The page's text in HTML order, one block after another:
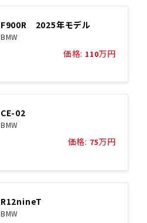
F900R 2025年モデル
BMW
価格: 110万円
CE-02
BMW
価格: 75万円
R12nineT
BMW